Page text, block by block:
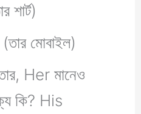
মোবাইল)
Her মানেও
কি? His